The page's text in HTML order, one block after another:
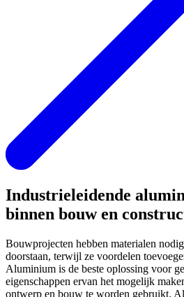
Industrieleidende
binnen bouw en
Bouwprojecten hebben materialen
doorstaan, terwijl ze voordelen
Aluminium is de beste oplossing voor
eigenschappen ervan het mogelijk
ontwerp en bouw te worden gebruikt.